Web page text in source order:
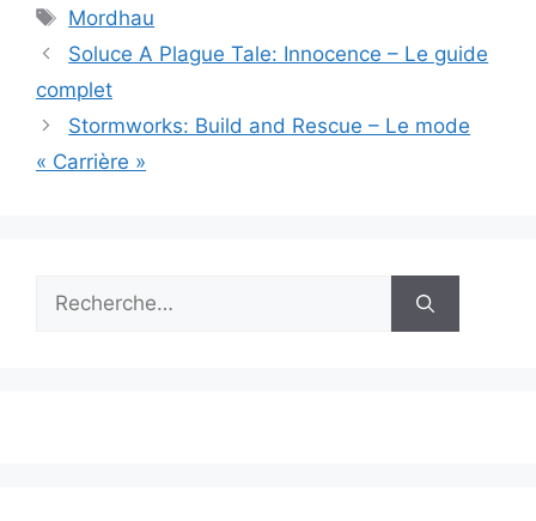
Étiquettes
Mordhau
Soluce A Plague Tale: Innocence – Le guide
complet
Stormworks: Build and Rescue – Le mode
« Carrière »
Rechercher :